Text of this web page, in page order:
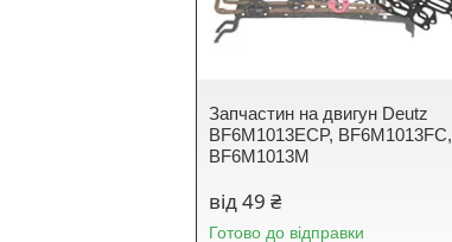
Запчастин на двигун Deutz
BF6M1013ECP, BF6M1013FC,
BF6M1013M
від 49 ₴
Готово до відправки